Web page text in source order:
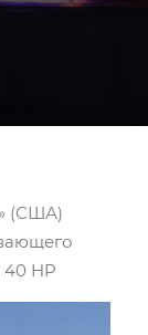
(США)
HP